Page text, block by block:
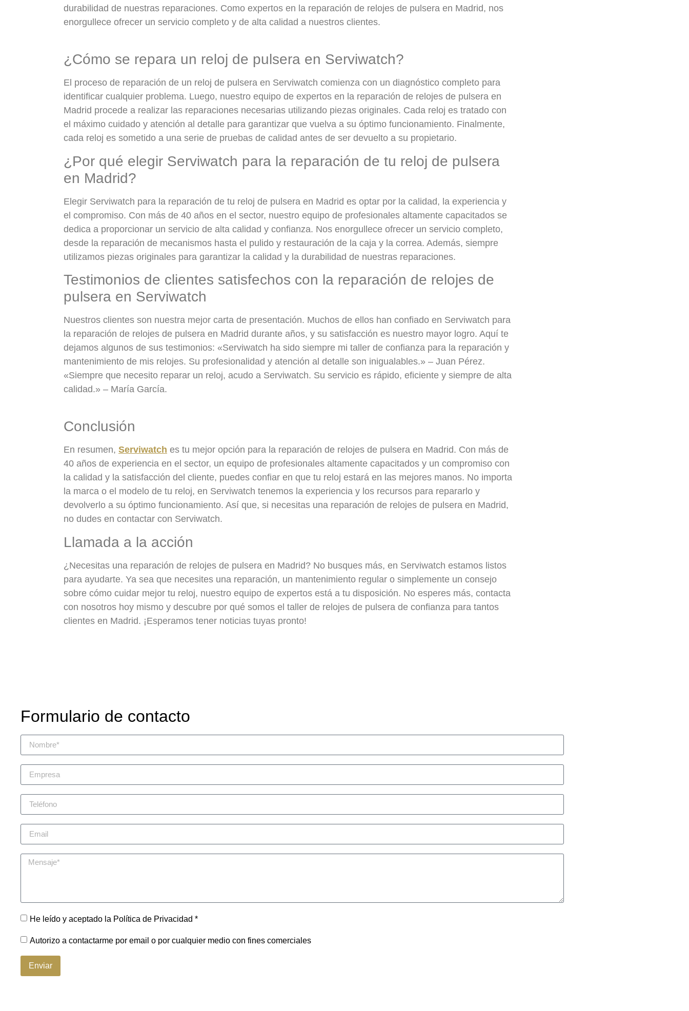
durabilidad de nuestras reparaciones. Como expertos en la reparación de relojes de pulsera en Madrid, nos
enorgullece ofrecer un servicio completo y de alta calidad a nuestros clientes.
¿Cómo se repara un reloj de pulsera en Serviwatch?
El proceso de reparación de un reloj de pulsera en Serviwatch comienza con un diagnóstico completo para
identificar cualquier problema. Luego, nuestro equipo de expertos en la reparación de relojes de pulsera en
Madrid procede a realizar las reparaciones necesarias utilizando piezas originales. Cada reloj es tratado con
el máximo cuidado y atención al detalle para garantizar que vuelva a su óptimo funcionamiento. Finalmente,
cada reloj es sometido a una serie de pruebas de calidad antes de ser devuelto a su propietario.
¿Por qué elegir Serviwatch para la reparación de tu reloj de pulsera
en Madrid?
Elegir Serviwatch para la reparación de tu reloj de pulsera en Madrid es optar por la calidad, la experiencia y
el compromiso. Con más de 40 años en el sector, nuestro equipo de profesionales altamente capacitados se
dedica a proporcionar un servicio de alta calidad y confianza. Nos enorgullece ofrecer un servicio completo,
desde la reparación de mecanismos hasta el pulido y restauración de la caja y la correa. Además, siempre
utilizamos piezas originales para garantizar la calidad y la durabilidad de nuestras reparaciones.
Testimonios de clientes satisfechos con la reparación de relojes de
pulsera en Serviwatch
Nuestros clientes son nuestra mejor carta de presentación. Muchos de ellos han confiado en Serviwatch para
la reparación de relojes de pulsera en Madrid durante años, y su satisfacción es nuestro mayor logro. Aquí te
dejamos algunos de sus testimonios: «Serviwatch ha sido siempre mi taller de confianza para la reparación y
mantenimiento de mis relojes. Su profesionalidad y atención al detalle son inigualables.» – Juan Pérez.
«Siempre que necesito reparar un reloj, acudo a Serviwatch. Su servicio es rápido, eficiente y siempre de alta
calidad.» – María García.
Conclusión
En resumen, Serviwatch es tu mejor opción para la reparación de relojes de pulsera en Madrid. Con más de
40 años de experiencia en el sector, un equipo de profesionales altamente capacitados y un compromiso con
la calidad y la satisfacción del cliente, puedes confiar en que tu reloj estará en las mejores manos. No importa
la marca o el modelo de tu reloj, en Serviwatch tenemos la experiencia y los recursos para repararlo y
devolverlo a su óptimo funcionamiento. Así que, si necesitas una reparación de relojes de pulsera en Madrid,
no dudes en contactar con Serviwatch.
Llamada a la acción
¿Necesitas una reparación de relojes de pulsera en Madrid? No busques más, en Serviwatch estamos listos
para ayudarte. Ya sea que necesites una reparación, un mantenimiento regular o simplemente un consejo
sobre cómo cuidar mejor tu reloj, nuestro equipo de expertos está a tu disposición. No esperes más, contacta
con nosotros hoy mismo y descubre por qué somos el taller de relojes de pulsera de confianza para tantos
clientes en Madrid. ¡Esperamos tener noticias tuyas pronto!
Formulario de contacto
He leído y aceptado la Política de Privacidad *
Autorizo a contactarme por email o por cualquier medio con fines comerciales
Enviar